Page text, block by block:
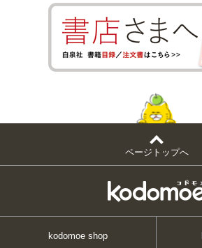
ページトップへ
kodomoe shop